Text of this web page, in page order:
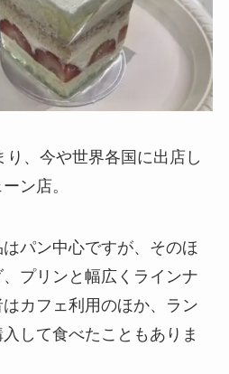
、今や世界各国に出店し
ン店。
パン中心ですが、そのほ
プリンと幅広くラインナ
カフェ利用のほか、ラン
して食べたこともありま